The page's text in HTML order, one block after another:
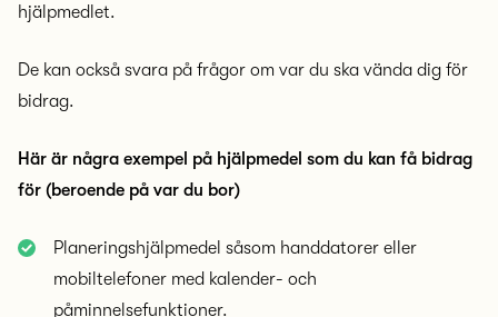
hjälpmedlet.
De kan också svara på frågor om var du ska vända dig för
bidrag.
Här är några exempel på hjälpmedel som du kan få bidrag
för (beroende på var du bor)
Planeringshjälpmedel såsom handdatorer eller
mobiltelefoner med kalender- och
påminnelsefunktioner.